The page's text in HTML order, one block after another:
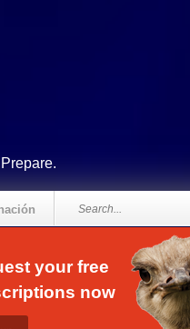
your free
now